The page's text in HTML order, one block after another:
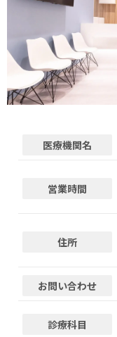
医療機関名
営業時間
住所
お問い合わせ
診療科目